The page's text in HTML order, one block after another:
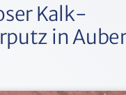
Kalk-
in